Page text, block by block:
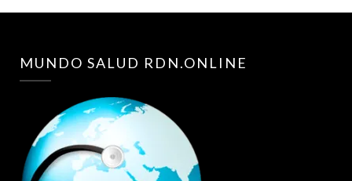
MUNDO SALUD RDN.ONLINE